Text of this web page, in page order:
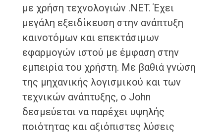
με χρήση τεχνολογιών .NET. Έχει
μεγάλη εξειδίκευση στην ανάπτυξη
καινοτόμων και επεκτάσιμων
εφαρμογών ιστού με έμφαση στην
εμπειρία του χρήστη. Με βαθιά γνώση
της μηχανικής λογισμικού και των
τεχνικών ανάπτυξης, ο John
δεσμεύεται να παρέχει υψηλής
ποιότητας και αξιόπιστες λύσεις